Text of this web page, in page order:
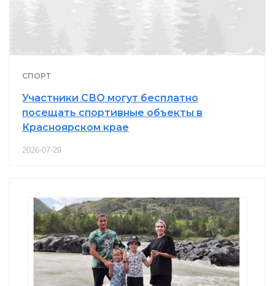
СПОРТ
Участники СВО могут бесплатно
посещать спортивные объекты в
Красноярском крае
2026-07-29